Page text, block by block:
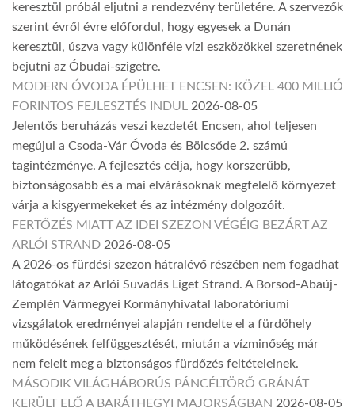
keresztül próbál eljutni a rendezvény területére. A szervezők
szerint évről évre előfordul, hogy egyesek a Dunán
keresztül, úszva vagy különféle vízi eszközökkel szeretnének
bejutni az Óbudai-szigetre.
MODERN ÓVODA ÉPÜLHET ENCSEN: KÖZEL 400 MILLIÓ
FORINTOS FEJLESZTÉS INDUL 2026-08-05
Jelentős beruházás veszi kezdetét Encsen, ahol teljesen
megújul a Csoda-Vár Óvoda és Bölcsőde 2. számú
tagintézménye. A fejlesztés célja, hogy korszerűbb,
biztonságosabb és a mai elvárásoknak megfelelő környezet
várja a kisgyermekeket és az intézmény dolgozóit.
FERTŐZÉS MIATT AZ IDEI SZEZON VÉGÉIG BEZÁRT AZ
ARLÓI STRAND 2026-08-05
A 2026-os fürdési szezon hátralévő részében nem fogadhat
látogatókat az Arlói Suvadás Liget Strand. A Borsod-Abaúj-
Zemplén Vármegyei Kormányhivatal laboratóriumi
vizsgálatok eredményei alapján rendelte el a fürdőhely
működésének felfüggesztését, miután a vízminőség már
nem felelt meg a biztonságos fürdőzés feltételeinek.
MÁSODIK VILÁGHÁBORÚS PÁNCÉLTÖRŐ GRÁNÁT
KERÜLT ELŐ A BARÁTHEGYI MAJORSÁGBAN 2026-08-05